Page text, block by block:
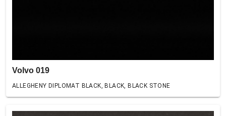
Volvo 019
ALLEGHENY DIPLOMAT BLACK, BLACK, BLACK STONE